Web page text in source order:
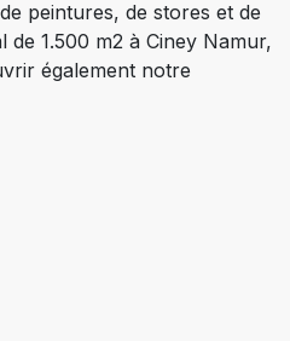
peintures, de stores et de
1.500 m2 à Ciney Namur,
également notre